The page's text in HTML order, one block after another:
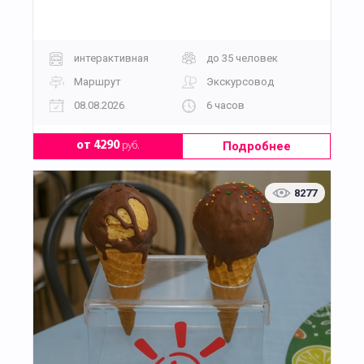
интерактивная
до 35 человек
Маршрут
Экскурсовод
08.08.2026
6 часов
от 4290руб. Подробнее
8277